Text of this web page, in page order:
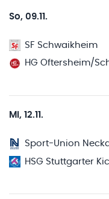
So, 09.11.
SF Schwaikheim
HG Oftersheim/
Mi, 12.11.
Sport-Union
HSG Stuttgarter